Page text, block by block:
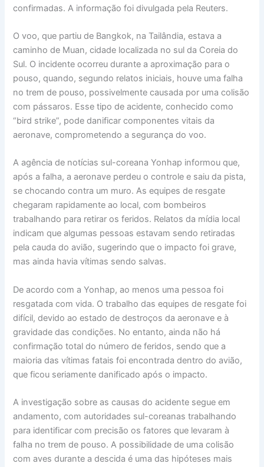
confirmadas. A informação foi divulgada pela Reuters.
O voo, que partiu de Bangkok, na Tailândia, estava a
caminho de Muan, cidade localizada no sul da Coreia do
Sul. O incidente ocorreu durante a aproximação para o
pouso, quando, segundo relatos iniciais, houve uma falha
no trem de pouso, possivelmente causada por uma colisão
com pássaros. Esse tipo de acidente, conhecido como
“bird strike”, pode danificar componentes vitais da
aeronave, comprometendo a segurança do voo.
A agência de notícias sul-coreana Yonhap informou que,
após a falha, a aeronave perdeu o controle e saiu da pista,
se chocando contra um muro. As equipes de resgate
chegaram rapidamente ao local, com bombeiros
trabalhando para retirar os feridos. Relatos da mídia local
indicam que algumas pessoas estavam sendo retiradas
pela cauda do avião, sugerindo que o impacto foi grave,
mas ainda havia vítimas sendo salvas.
De acordo com a Yonhap, ao menos uma pessoa foi
resgatada com vida. O trabalho das equipes de resgate foi
difícil, devido ao estado de destroços da aeronave e à
gravidade das condições. No entanto, ainda não há
confirmação total do número de feridos, sendo que a
maioria das vítimas fatais foi encontrada dentro do avião,
que ficou seriamente danificado após o impacto.
A investigação sobre as causas do acidente segue em
andamento, com autoridades sul-coreanas trabalhando
para identificar com precisão os fatores que levaram à
falha no trem de pouso. A possibilidade de uma colisão
com aves durante a descida é uma das hipóteses mais